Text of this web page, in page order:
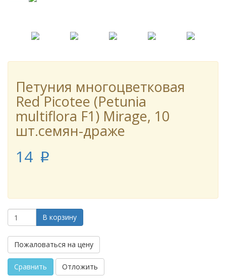
Петуния многоцветковая
Red Picotee (Petunia
multiflora F1) Mirage, 10
шт.семян-драже
14 p
В корзину
Пожаловаться на цену
Сравнить Отложить